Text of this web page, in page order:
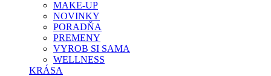
MAKE-UP
NOVINKY
PORADŇA
PREMENY
VYROB SI SAMA
WELLNESS
KRÁSA